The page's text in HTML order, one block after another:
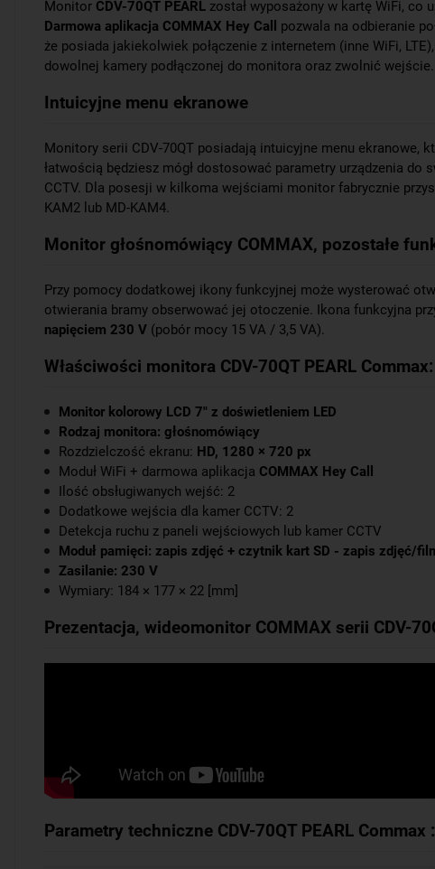
Monitor CDV-70QT PEARL został wyposażony w kartę WiFi, co
Darmowa aplikacja COMMAX Hey Call
pozwala na odbieranie
że posiada jakiekolwiek połączenie z internetem (inne WiFi,
dowolnej kamery podłączonej do monitora oraz zwolnić wejście.
Intuicyjne menu ekranowe
Monitory serii CDV-70QT posiadają intuicyjne menu
łatwością będziesz mógł dostosować parametry urządzenia
CCTV. Dla posesji w kilkoma wejściami monitor fabrycznie
KAM2 lub MD-KAM4.
Monitor głośnomówiący COMMAX, pozostałe
Przy pomocy dodatkowej ikony funkcyjnej może wysterować
otwierania bramy obserwować jej otoczenie. Ikona funkcyjna
napięciem 230 V (pobór mocy 15 VA / 3,5 VA).
Właściwości monitora CDV-70QT PEARL Commax:
Monitor kolorowy LCD 7" z doświetleniem LED
Rodzaj monitora: głośnomówiący
Rozdzielczość ekranu: HD, 1280 × 720 px
Moduł WiFi + darmowa aplikacja COMMAX Hey Call
Ilość obsługiwanych wejść: 2
Dodatkowe wejścia dla kamer CCTV: 2
Detekcja ruchu z paneli wejściowych lub kamer CCTV
Moduł pamięci: zapis zdjęć + czytnik kart SD - zapis zdjęć/
Zasilanie: 230 V
Wymiary: 184 × 177 × 22 [mm]
Prezentacja, wideomonitor COMMAX serii CDV-
Parametry techniczne CDV-70QT PEARL Commax :